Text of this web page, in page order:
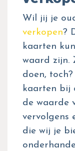
Wil jij je
verkopen?
kaarten
waard zijn.
doen,
kaarten bij
de waarde
vervolgens
die wij je